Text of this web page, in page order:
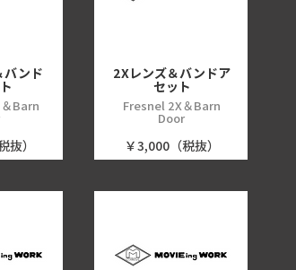
バンド
Barn
抜）
2Xレンズ＆バンドア
セット
Fresnel 2X＆Barn
Door
￥3,000（税抜）